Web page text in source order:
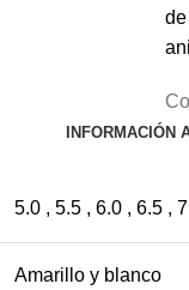
INFORMACIÓN
5.0 , 5.5 , 6.0 , 6.5 ,
Amarillo y blanco